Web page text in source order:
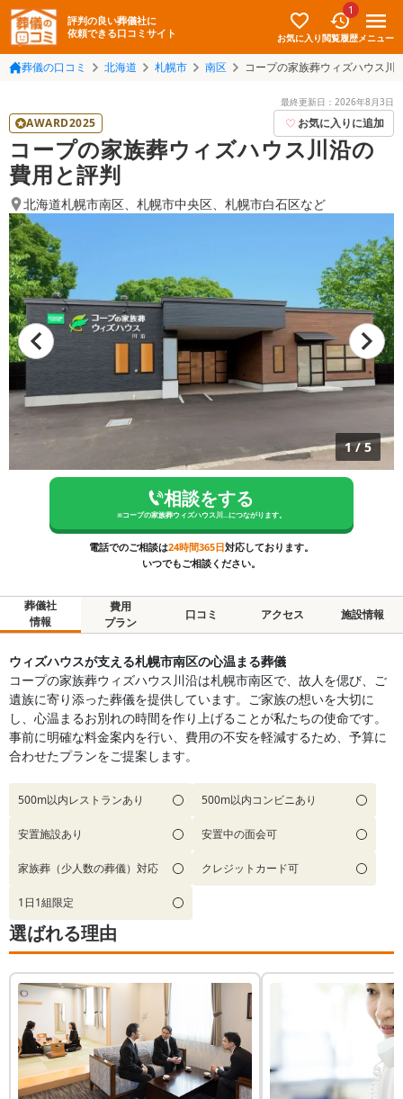
評判の良い葬儀社に
依頼できる口コミサイト
お気に入り
1
閲覧履歴メニュー
葬儀の口コミ 北海道 札幌市 南区 コープの家族葬ウィズハウス川
最終更新日： 2026年8月3日
AWARD2025 お気に入りに追加
コープの家族葬ウィズハウス川沿の
費用と評判
北海道札幌市南区、 札幌市中央区、 札幌市白石区など
1/5
相談をする
※コープの家族葬ウィズハウス川...につながります。
電話でのご相談は24時間365日対応しております。
いつでもご相談ください。
葬儀社
情報
費用
プラン
口コミ アクセス 施設情報
ウィズハウスが支える札幌市南区の心温まる葬儀
コープの家族葬ウィズハウス川沿は札幌市南区で、故人を偲び、ご
遺族に寄り添った葬儀を提供しています。ご家族の想いを大切に
し、心温まるお別れの時間を作り上げることが私たちの使命です。
事前に明確な料金案内を行い、費用の不安を軽減するため、予算に
合わせたプランをご提案します。
500m以内レストランあり 500m以内コンビニあり
安置施設あり 安置中の面会可
家族葬（少人数の葬儀）対応 クレジットカード可
1日1組限定
選ばれる理由